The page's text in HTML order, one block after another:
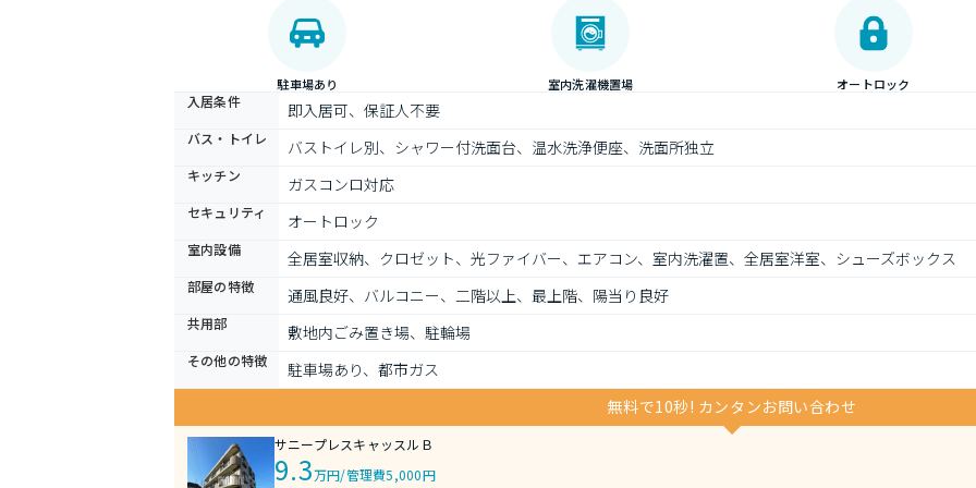
駐車場あり 室内洗濯機置場 オートロック
入居条件 即入居可、保証人不要
バス・トイレ バストイレ別、シャワー付洗面台、温水洗浄便座、洗面所独立
キッチン ガスコンロ対応
セキュリティ オートロック
室内設備 全居室収納、クロゼット、光ファイバー、エアコン、室内洗濯置、全居室洋室、シューズボックス
部屋の特徴 通風良好、バルコニー、二階以上、最上階、陽当り良好
共用部 敷地内ごみ置き場、駐輪場
その他の特徴
駐車場あり、都市ガス
無料で10秒! カンタンお問い合わせ
サニープレスキャッスルＢ
9.3万円/管理費5,000円